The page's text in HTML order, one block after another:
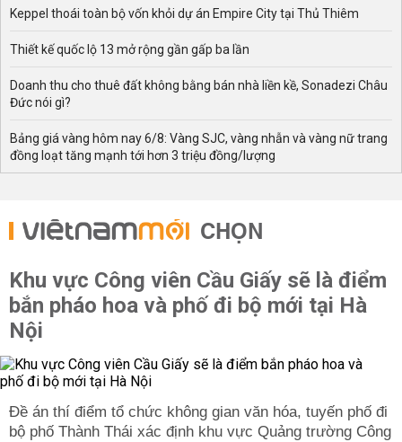
Keppel thoái toàn bộ vốn khỏi dự án Empire City tại Thủ Thiêm
Thiết kế quốc lộ 13 mở rộng gần gấp ba lần
Doanh thu cho thuê đất không bằng bán nhà liền kề, Sonadezi Châu
Đức nói gì?
Bảng giá vàng hôm nay 6/8: Vàng SJC, vàng nhẫn và vàng nữ trang
đồng loạt tăng mạnh tới hơn 3 triệu đồng/lượng
CHỌN
Khu vực Công viên Cầu Giấy sẽ là điểm
bắn pháo hoa và phố đi bộ mới tại Hà
Nội
Đề án thí điểm tổ chức không gian văn hóa, tuyến phố đi
bộ phố Thành Thái xác định khu vực Quảng trường Công